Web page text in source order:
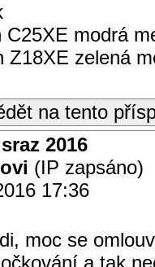
C25XE modrá
Z18XE zelená
na tento
2016
(IP zapsáno)
17:36
moc se
a tak